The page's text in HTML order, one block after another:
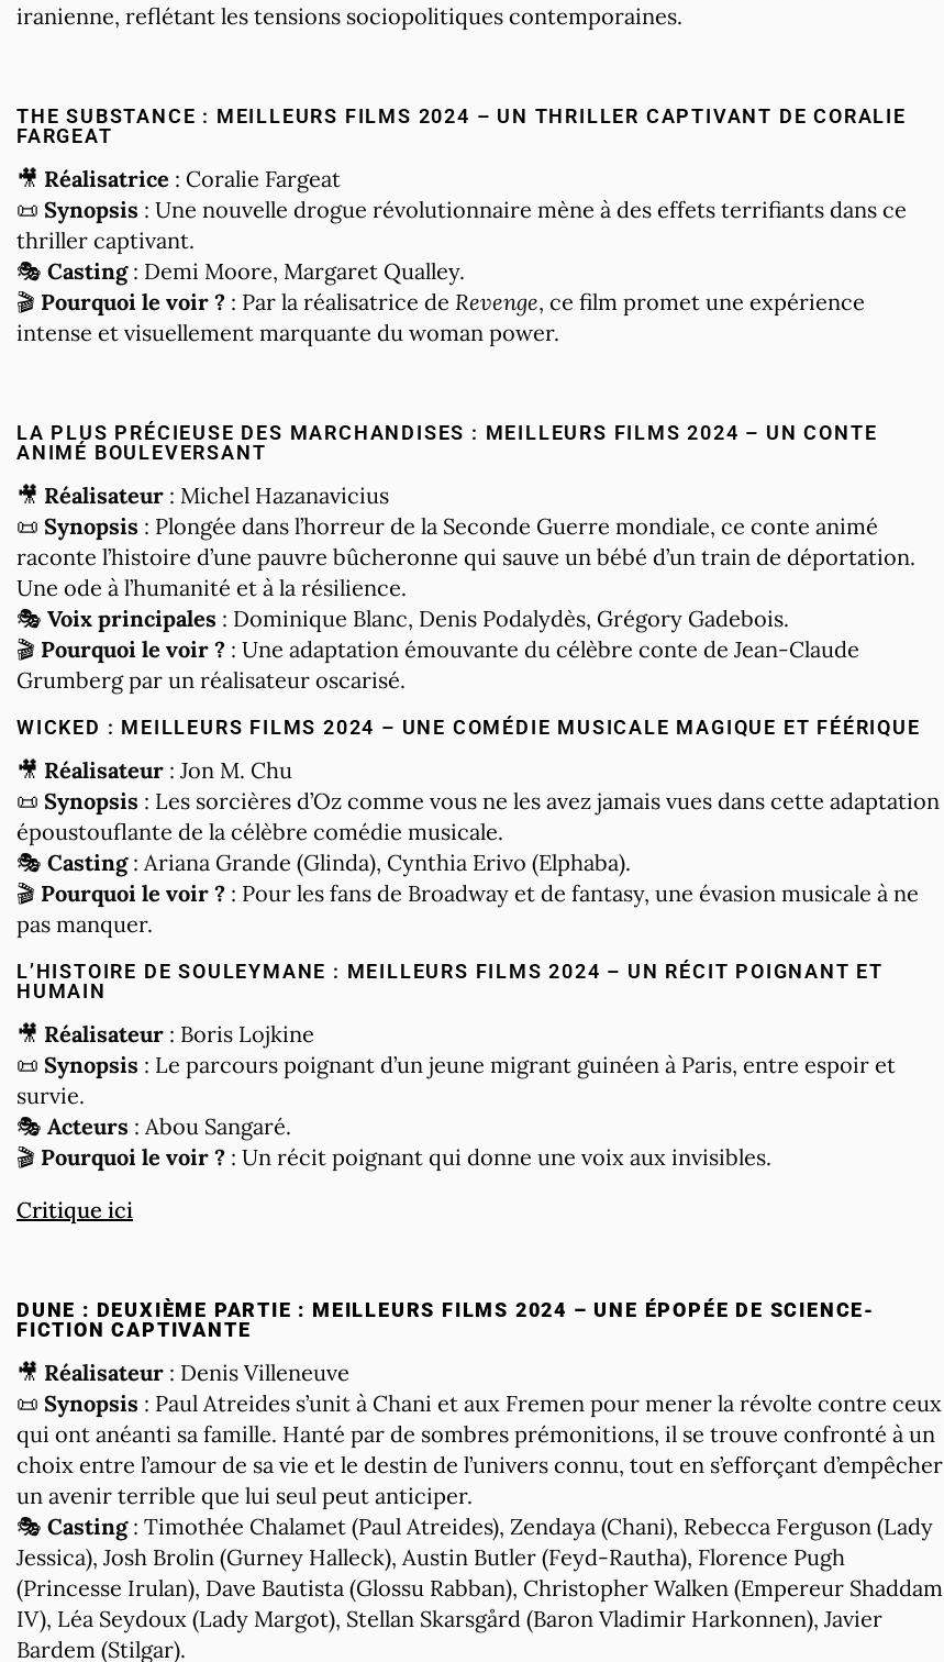
iranienne, reflétant les tensions sociopolitiques contemporaines.
THE SUBSTANCE : MEILLEURS FILMS 2024 – UN THRILLER CAPTIVANT DE CORALIE
FARGEAT
🎥 Réalisatrice : Coralie Fargeat
📜 Synopsis : Une nouvelle drogue révolutionnaire mène à des effets terrifiants dans ce
thriller captivant.
🎭 Casting: Demi Moore, Margaret Qualley.
🎬 Pourquoi le voir ? : Par la réalisatrice de Revenge, ce film promet une expérience
intense et visuellement marquante du woman power.
LA PLUS PRÉCIEUSE DES MARCHANDISES : MEILLEURS FILMS 2024 – UN CONTE
ANIMÉ BOULEVERSANT
🎥 Réalisateur : Michel Hazanavicius
📜 Synopsis : Plongée dans l’horreur de la Seconde Guerre mondiale, ce conte animé
raconte l’histoire d’une pauvre bûcheronne qui sauve un bébé d’un train de déportation.
Une ode à l’humanité et à la résilience.
🎭 Voix principales : Dominique Blanc, Denis Podalydès, Grégory Gadebois.
🎬 Pourquoi le voir ? : Une adaptation émouvante du célèbre conte de Jean-Claude
Grumberg par un réalisateur oscarisé.
WICKED : MEILLEURS FILMS 2024 – UNE COMÉDIE MUSICALE MAGIQUE ET FÉÉRIQUE
🎥 Réalisateur : Jon M. Chu
📜 Synopsis : Les sorcières d’Oz comme vous ne les avez jamais vues dans cette adaptation
époustouflante de la célèbre comédie musicale.
🎭 Casting: Ariana Grande (Glinda), Cynthia Erivo (Elphaba).
🎬 Pourquoi le voir ? : Pour les fans de Broadway et de fantasy, une évasion musicale à ne
pas manquer.
L’HISTOIRE DE SOULEYMANE : MEILLEURS FILMS 2024 – UN RÉCIT POIGNANT ET
HUMAIN
🎥 Réalisateur : Boris Lojkine
📜 Synopsis : Le parcours poignant d’un jeune migrant guinéen à Paris, entre espoir et
survie.
🎭 Acteurs : Abou Sangaré.
🎬 Pourquoi le voir ? : Un récit poignant qui donne une voix aux invisibles.
Critique ici
DUNE : DEUXIÈME PARTIE : MEILLEURS FILMS 2024 – UNE ÉPOPÉE DE SCIENCE-
FICTION CAPTIVANTE
🎥 Réalisateur : Denis Villeneuve
📜 Synopsis : Paul Atreides s’unit à Chani et aux Fremen pour mener la révolte contre ceux
qui ont anéanti sa famille. Hanté par de sombres prémonitions, il se trouve confronté à un
choix entre l’amour de sa vie et le destin de l’univers connu, tout en s’efforçant d’empêcher
un avenir terrible que lui seul peut anticiper.
🎭 Casting: Timothée Chalamet (Paul Atreides), Zendaya (Chani), Rebecca Ferguson (Lady
Jessica), Josh Brolin (Gurney Halleck), Austin Butler (Feyd-Rautha), Florence Pugh
(Princesse Irulan), Dave Bautista (Glossu Rabban), Christopher Walken (Empereur Shaddam
IV), Léa Seydoux (Lady Margot), Stellan Skarsgård (Baron Vladimir Harkonnen), Javier
Bardem (Stilgar).